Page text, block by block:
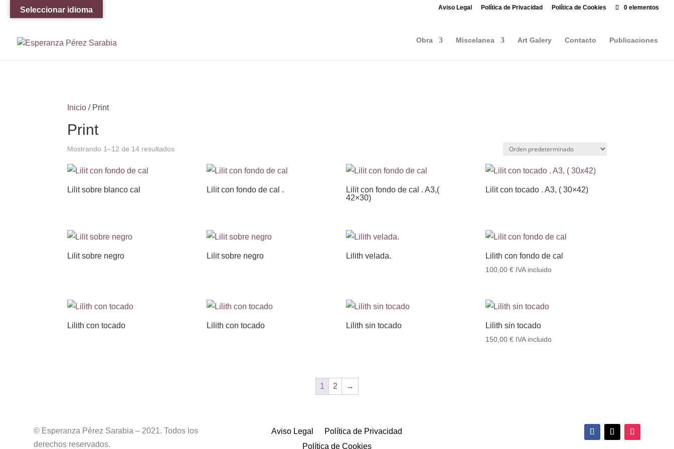
Aviso Legal Política de Privacidad Política de Cookies 0 elementos
Obra Miscelanea Art Galery Contacto Publicaciones
Inicio / Print
Print
Mostrando 1–12 de 14 resultados
Lilit sobre blanco cal Lilit con fondo de cal .
Lilit con fondo de cal . A3,(
42×30)
Lilit con tocado . A3, ( 30×42)
Lilit sobre negro Lilit sobre negro Lilith velada. Lilith con fondo de cal
100,00€ IVA incluido
Lilith con tocado Lilith con tocado Lilith sin tocado Lilith sin tocado
150,00€ IVA incluido
1 2 →
© Esperanza Pérez Sarabia – 2021. Todos los
derechos reservados.
Aviso Legal
Política de Privacidad
Política de Cookies
Seleccionar idioma